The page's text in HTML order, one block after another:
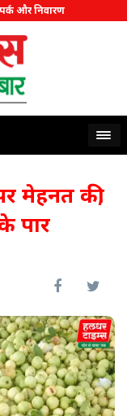
और निवारण
मेहनत की,
पार